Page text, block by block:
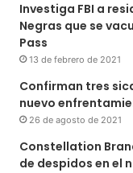
Investiga FBI a
Negras que se
Pass
13 de febrero de 2021
Confirman tres
nuevo
26 de agosto de 2021
Constellation
de despidos en el